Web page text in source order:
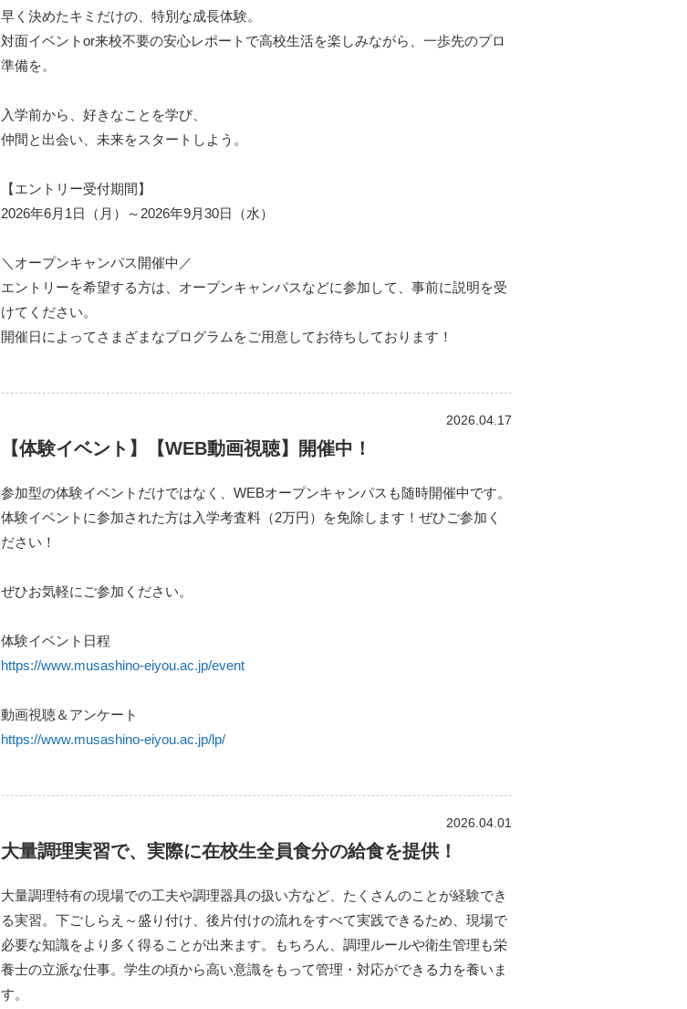
早く決めたキミだけの、特別な成長体験。
対面イベントor来校不要の安心レポートで高校生活を楽しみながら、一歩先のプロ
準備を。
入学前から、好きなことを学び、
仲間と出会い、未来をスタートしよう。
【エントリー受付期間】
2026年6月1日（月）～2026年9月30日（水）
＼オープンキャンパス開催中／
エントリーを希望する方は、オープンキャンパスなどに参加して、事前に説明を受
けてください。
開催日によってさまざまなプログラムをご用意してお待ちしております！
2026.04.17
【体験イベント】【WEB動画視聴】開催中！
参加型の体験イベントだけではなく、WEBオープンキャンパスも随時開催中です。
体験イベントに参加された方は入学考査料（2万円）を免除します！ぜひご参加く
ださい！
ぜひお気軽にご参加ください。
体験イベント日程
https://www.musashino-eiyou.ac.jp/event
動画視聴＆アンケート
https://www.musashino-eiyou.ac.jp/lp/
2026.04.01
大量調理実習で、実際に在校生全員食分の給食を提供！
大量調理特有の現場での工夫や調理器具の扱い方など、たくさんのことが経験でき
る実習。下ごしらえ～盛り付け、後片付けの流れをすべて実践できるため、現場で
必要な知識をより多く得ることが出来ます。もちろん、調理ルールや衛生管理も栄
養士の立派な仕事。学生の頃から高い意識をもって管理・対応ができる力を養いま
す。